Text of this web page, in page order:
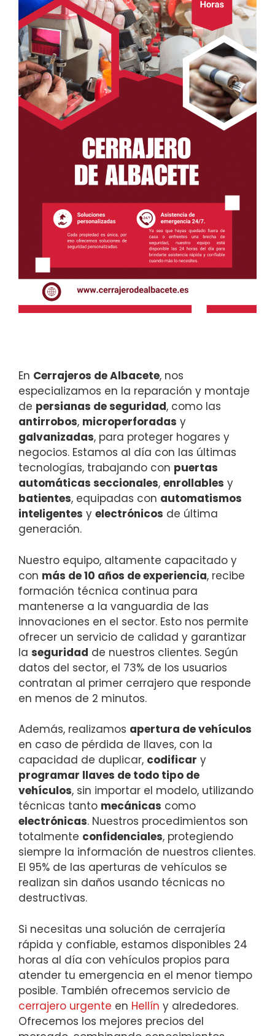
En Cerrajeros de Albacete, nos
especializamos en la reparación y montaje
de persianas de seguridad, como las
antirrobos, microperforadas y
galvanizadas, para proteger hogares y
negocios. Estamos al día con las últimas
tecnologías, trabajando con puertas
automáticas seccionales, enrollables y
batientes, equipadas con automatismos
inteligentes y electrónicos de última
generación.
Nuestro equipo, altamente capacitado y
con más de 10 años de experiencia, recibe
formación técnica continua para
mantenerse a la vanguardia de las
innovaciones en el sector. Esto nos permite
ofrecer un servicio de calidad y garantizar
la seguridad de nuestros clientes. Según
datos del sector, el 73% de los usuarios
contratan al primer cerrajero que responde
en menos de 2 minutos.
Además, realizamos apertura de vehículos
en caso de pérdida de llaves, con la
capacidad de duplicar, codificar y
programar llaves de todo tipo de
vehículos, sin importar el modelo, utilizando
técnicas tanto mecánicas como
electrónicas. Nuestros procedimientos son
totalmente confidenciales, protegiendo
siempre la información de nuestros clientes.
El 95% de las aperturas de vehículos se
realizan sin daños usando técnicas no
destructivas.
Si necesitas una solución de cerrajería
rápida y confiable, estamos disponibles 24
horas al día con vehículos propios para
atender tu emergencia en el menor tiempo
posible. También ofrecemos servicio de
cerrajero urgente en Hellín y alrededores.
Ofrecemos los mejores precios del